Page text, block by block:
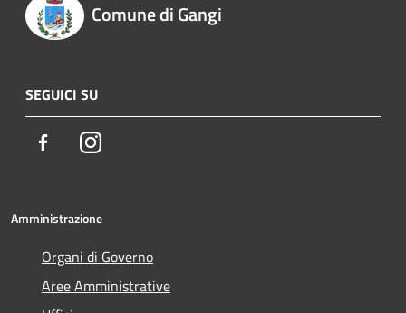
Comune di Gangi
SEGUICI SU
FacebookInstagram
Amministrazione
Organi di Governo
Aree Amministrative